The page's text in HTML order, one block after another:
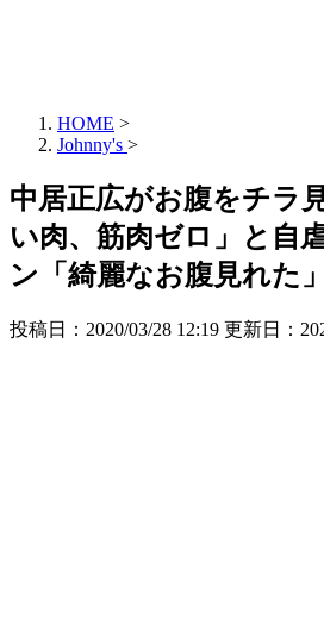
HOME >
Johnny's >
中居正広がお腹をチラ
い肉、筋肉ゼロ」と自
ン「綺麗なお腹見れた」
投稿日：2020/03/28 12:19 更新日：